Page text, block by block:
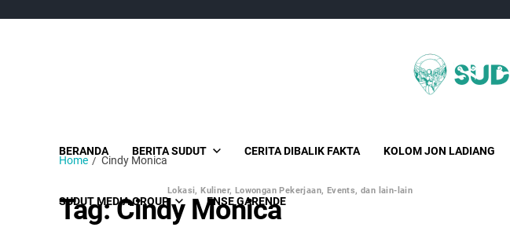
BERANDA BERITA SUDUT CERITA DIBALIK FAKTA KOLOM JON LADIANG
SUDUT MEDIA GROUP
Lokasi, Kuliner, Lowongan Pekerjaan, Events, dan lain-lain
ENSE GARENDE
Home Cindy Monica
Tag:Cindy Monica